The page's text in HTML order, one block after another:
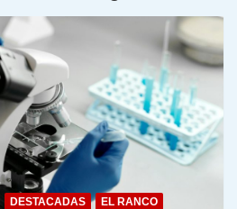
DESTACADAS
EL RANCO